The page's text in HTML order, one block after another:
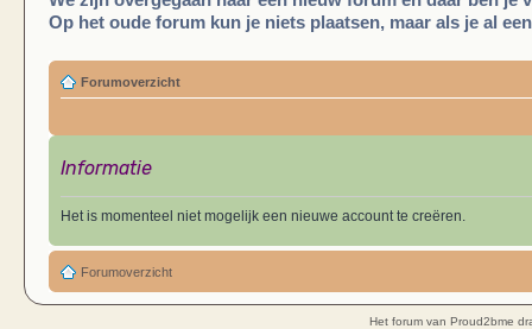
Op het oude forum kun je niets plaatsen, maar als je al
Forumoverzicht
Informatie
Het is momenteel niet mogelijk een nieuwe account te creëren.
Forumoverzicht
Het forum van Proud2bme